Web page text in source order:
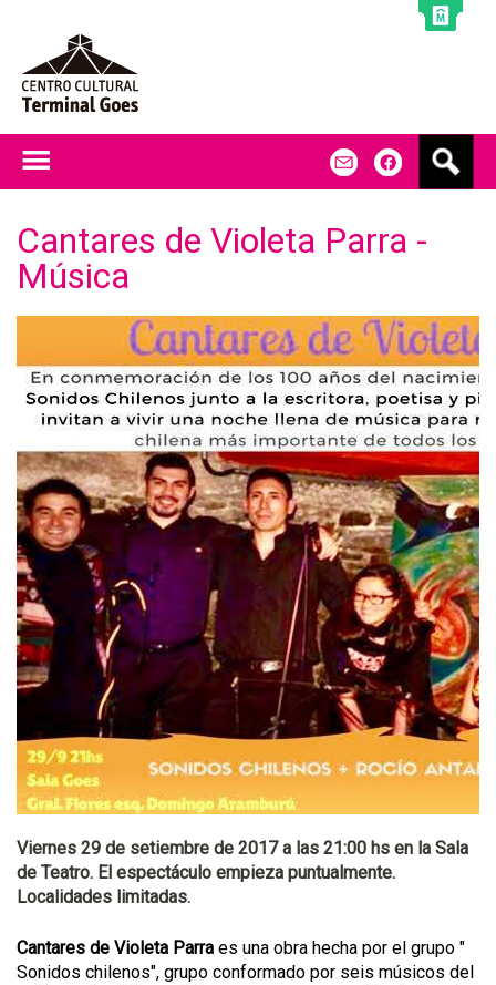
Cantares de Violeta Parra -
Música
Viernes 29 de setiembre de 2017 a las 21:00 hs en la Sala
de Teatro. El espectáculo empieza puntualmente.
Localidades limitadas.
Cantares de Violeta Parra es una obra hecha por el grupo "
Sonidos chilenos", grupo conformado por seis músicos del
s
a